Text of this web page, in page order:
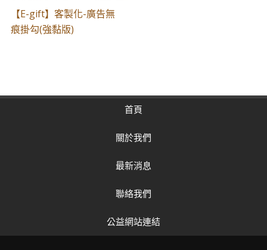
【E-gift】客製化-廣告無
痕掛勾(強黏版)
首頁
關於我們
最新消息
聯絡我們
公益網站連結